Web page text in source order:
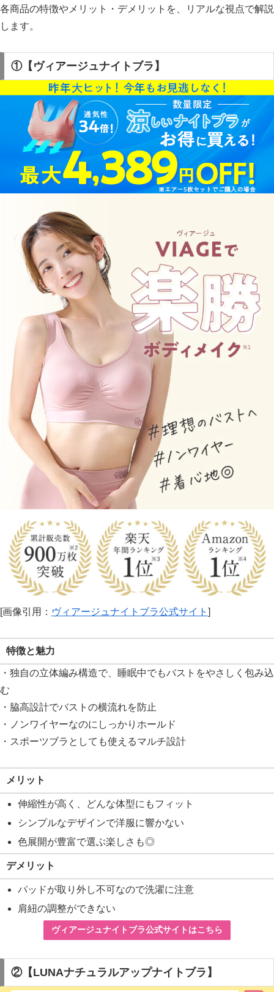
各商品の特徴やメリット・デメリットを、リアルな視点で解説
します。
①【ヴィアージュナイトブラ】
[画像引用： ヴィアージュナイトブラ公式サイト
特徴と魅力
・独自の立体編み構造で、睡眠中でもバストをやさしく包み込
む
・脇高設計でバストの横流れを防止
・ノンワイヤーなのにしっかりホールド
・スポーツブラとしても使えるマルチ設計
メリット
伸縮性が高く、どんな体型にもフィット
シンプルなデザインで洋服に響かない
色展開が豊富で選ぶ楽しさも◎
デメリット
パッドが取り外し不可なので洗濯に注意
肩紐の調整ができない
ヴィアージュナイトブラ公式サイトはこちら
②【LUNAナチュラルアップナイトブラ】